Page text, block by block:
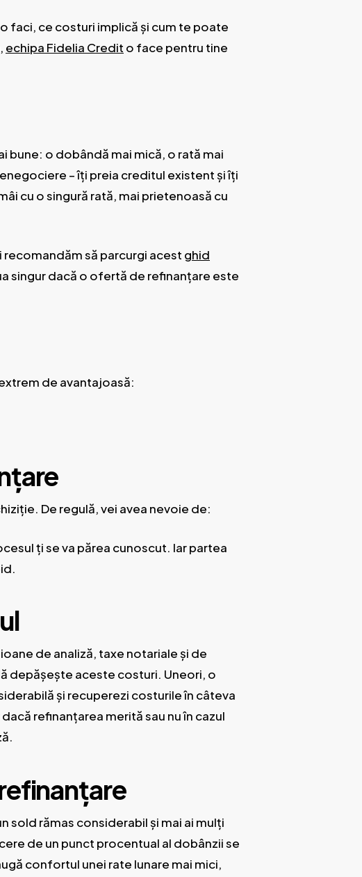
faci, ce costuri implică și cum te poate
echipa Fidelia Credit o face pentru tine
bune: o dobândă mai mică, o rată mai
– îți preia creditul existent și îți
cu o singură rată, mai prietenoasă cu
să parcurgi acest ghid
singur dacă o ofertă de refinanțare este
de avantajoasă:
De regulă, vei avea nevoie de:
ți se va părea cunoscut. Iar partea
de analiză, taxe notariale și de
depășește aceste costuri. Uneori, o
și recuperezi costurile în câteva
refinanțarea merită sau nu în cazul
sold rămas considerabil și mai ai mulți
de un punct procentual al dobânzii se
confortul unei rate lunare mai mici,